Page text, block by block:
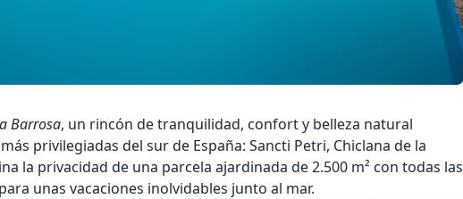
Barrosa, un rincón de tranquilidad, confort y belleza natural
privilegiadas del sur de España: Sancti Petri, Chiclana de la
la privacidad de una parcela ajardinada de 2.500 m² con todas las
unas vacaciones inolvidables junto al mar.